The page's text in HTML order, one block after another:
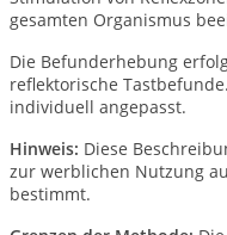
gesamten Organismus
Die Befunderhebung
reflektorische
individuell angepasst.
Hinweis: Diese
zur werblichen Nutzung
bestimmt.